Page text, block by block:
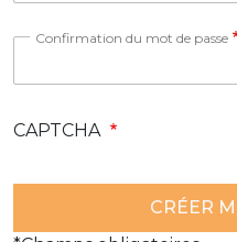
Confirmation du mot de passe
CAPTCHA